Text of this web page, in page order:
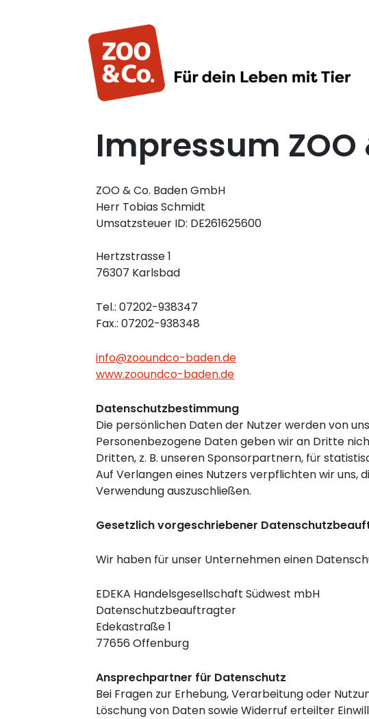
Impressum ZOO
ZOO & Co. Baden GmbH
Herr Tobias Schmidt
Umsatzsteuer ID: DE261625600
Hertzstrasse 1
76307 Karlsbad
Tel.: 07202-938347
Fax.: 07202-938348
info@zooundco-baden.de
www.zooundco-baden.de
Datenschutzbestimmung
Die persönlichen Daten der Nutzer werden von
Personenbezogene Daten geben wir an Dritte
Dritten, z. B. unseren Sponsorpartnern, für
Auf Verlangen eines Nutzers verpflichten wir uns,
Verwendung auszuschließen.
Gesetzlich vorgeschriebener
Wir haben für unser Unternehmen einen
EDEKA Handelsgesellschaft Südwest mbH
Datenschutzbeauftragter
Edekastraße 1
77656 Offenburg
Ansprechpartner für Datenschutz
Bei Fragen zur Erhebung, Verarbeitung oder
Löschung von Daten sowie Widerruf erteilter